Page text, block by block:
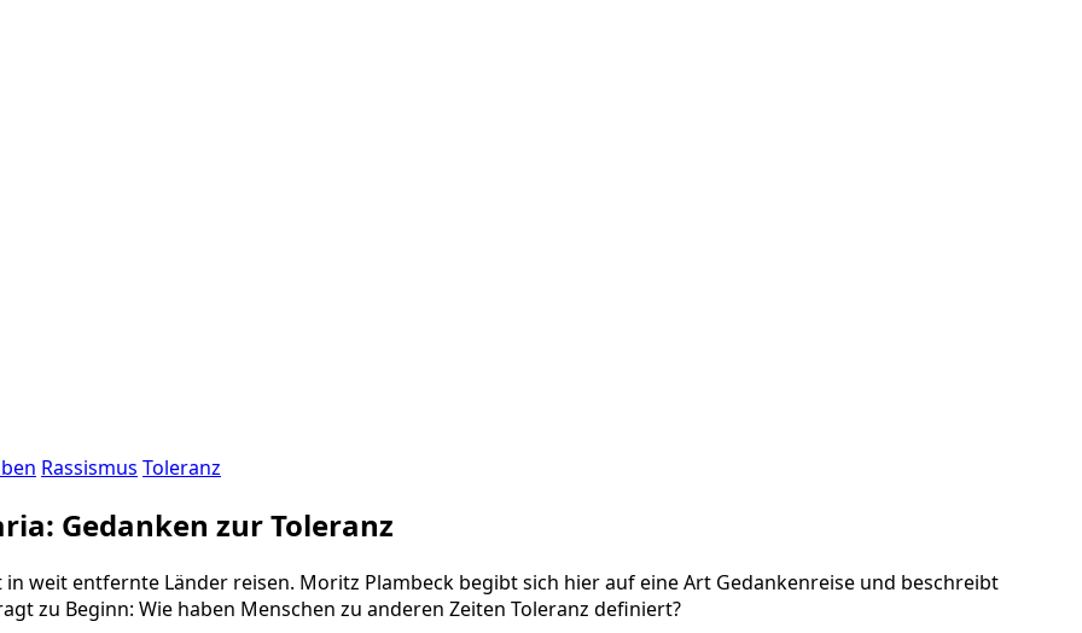
Rassismus Toleranz
Gedanken zur Toleranz
weit entfernte Länder reisen. Moritz Plambeck begibt sich hier auf eine Art Gedankenreise und beschreibt
zu Beginn: Wie haben Menschen zu anderen Zeiten Toleranz definiert?